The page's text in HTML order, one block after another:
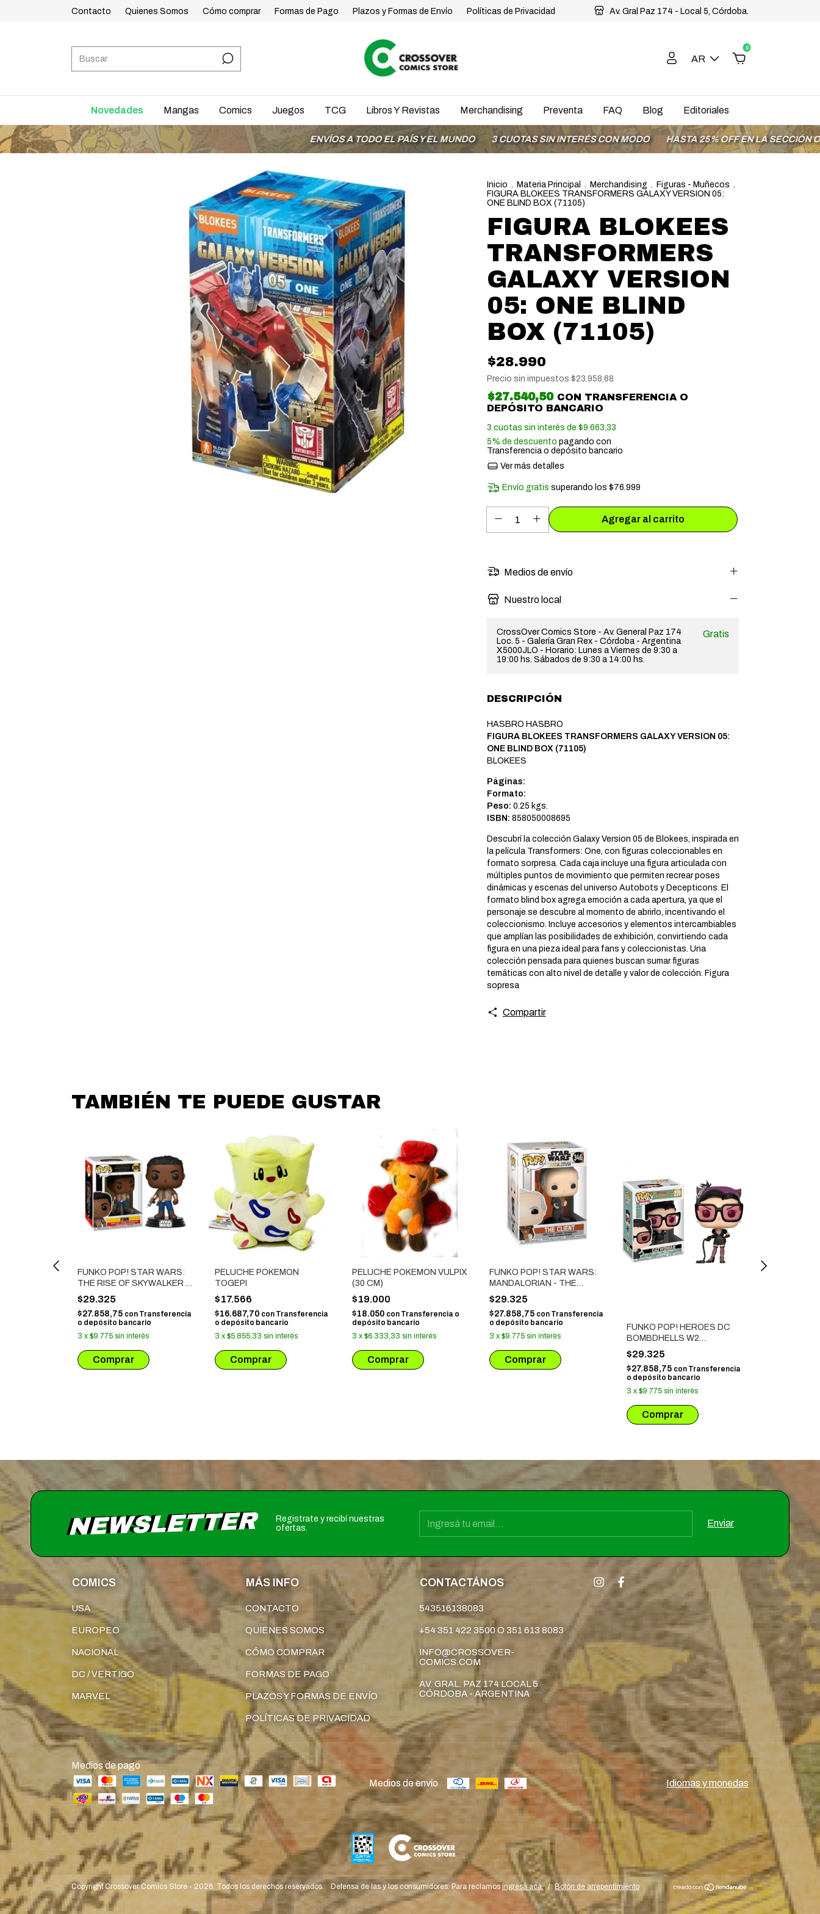
Contacto Quienes Somos Cómo comprar Formas de Pago Plazos y Formas de Envío Políticas de Privacidad Av. Gral Paz 174 - Local 5, Córdoba.
AR
0
Novedades Mangas Comics Juegos TCG Libros Y Revistas Merchandising Preventa FAQ Blog Editoriales
ENVÍOS A TODO EL PAÍS Y EL MUNDO 3 CUOTAS SIN INTERÉS CON MODO HASTA 25% OFF EN LA SECCIÓN OFERTAS
Inicio . Materia Principal . Merchandising . Figuras - Muñecos .
FIGURA BLOKEES TRANSFORMERS GALAXY VERSION 05:
ONE BLIND BOX (71105)
FIGURA BLOKEES
TRANSFORMERS
GALAXY VERSION
05: ONE BLIND
BOX (71105)
$28.990
Precio sin impuestos $23.958,68
$27.540,50 CON TRANSFERENCIA O
DEPÓSITO BANCARIO
3 cuotas sin interés de $9.663,33
5% de descuento pagando con
Transferencia o depósito bancario
Ver más detalles
Envío gratis superando los$76.999
Medios de envío
Nuestro local
CrossOver Comics Store - Av. General Paz 174
Loc. 5 - Galería Gran Rex - Córdoba - Argentina
X5000JLO - Horario: Lunes a Viernes de 9:30 a
19:00 hs. Sábados de 9:30 a 14:00 hs.
Gratis
DESCRIPCIÓN
HASBRO HASBRO
FIGURA BLOKEES TRANSFORMERS GALAXY VERSION 05:
ONE BLIND BOX (71105)
BLOKEES
Páginas:
Formato:
Peso: 0.25 kgs.
ISBN: 858050008695
Descubrí la colección Galaxy Version 05 de Blokees, inspirada en
la película Transformers: One, con figuras coleccionables en
formato sorpresa. Cada caja incluye una figura articulada con
múltiples puntos de movimiento que permiten recrear poses
dinámicas y escenas del universo Autobots y Decepticons. El
formato blind box agrega emoción a cada apertura, ya que el
personaje se descubre al momento de abrirlo, incentivando el
coleccionismo. Incluye accesorios y elementos intercambiables
que amplían las posibilidades de exhibición, convirtiendo cada
figura en una pieza ideal para fans y coleccionistas. Una
colección pensada para quienes buscan sumar figuras
temáticas con alto nivel de detalle y valor de colección. Figura
sopresa
Compartir
TAMBIÉN TE PUEDE GUSTAR
FUNKO POP! STAR WARS:
THE RISE OF SKYWALKER -
FINN
$29.325
$27.858,75 con Transferencia
o depósito bancario
3 x $9.775 sin interés
PELUCHE POKEMON
TOGEPI
$17.566
$16.687,70 con Transferencia
o depósito bancario
3 x $5.855,33 sin interés
PELUCHE POKEMON VULPIX
(30 CM)
$19.000
$18.050 con Transferencia o
depósito bancario
3 x $6.333,33 sin interés
FUNKO POP! STAR WARS:
MANDALORIAN - THE
CLIENT
$29.325
$27.858,75 con Transferencia
o depósito bancario
3 x $9.775 sin interés
FUNKO POP! HEROES DC
BOMBDHELLS W2
CATWOMAN
$29.325
$27.858,75 con Transferencia
o depósito bancario
3 x $9.775 sin interés
FUNKO POP!
NEWSLETTER
Registrate y recibí nuestras
ofertas.
COMICS
USA
EUROPEO
NACIONAL
DC / VERTIGO
MARVEL
MÁS INFO
CONTACTO
QUIENES SOMOS
CÓMO COMPRAR
FORMAS DE PAGO
PLAZOS Y FORMAS DE ENVÍO
POLÍTICAS DE PRIVACIDAD
CONTACTÁNOS
543516138083
+54 351 422 3500 O 351 613 8083
INFO@CROSSOVER-
COMICS.COM
AV. GRAL. PAZ 174 LOCAL 5
CÓRDOBA - ARGENTINA
Medios de pago
Medios de envío
Idiomas y monedas
Copyright Crossover Comics Store - 2026. Todos los derechos reservados. Defensa de las y los consumidores. Para reclamos ingresá acá. / Botón de arrepentimiento